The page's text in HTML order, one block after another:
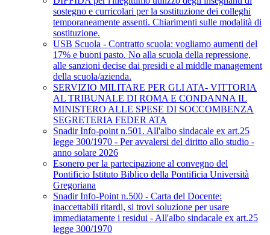
sostegno e curricolari per la sostituzione dei colleghi
temporaneamente assenti. Chiarimenti sulle modalità di
sostituzione.
USB Scuola - Contratto scuola: vogliamo aumenti del
17% e buoni pasto. No alla scuola della repressione,
alle sanzioni decise dai presidi e al middle management
della scuola/azienda.
SERVIZIO MILITARE PER GLI ATA- VITTORIA
AL TRIBUNALE DI ROMA E CONDANNA IL
MINISTERO ALLE SPESE DI SOCCOMBENZA
SEGRETERIA FEDER ATA
Snadir Info-point n.501. All'albo sindacale ex art.25
legge 300/1970 - Per avvalersi del diritto allo studio -
anno solare 2026
Esonero per la partecipazione al convegno del
Pontificio Istituto Biblico della Pontificia Università
Gregoriana
Snadir Info-Point n.500 - Carta del Docente:
inaccettabili ritardi, si trovi soluzione per usare
immediatamente i residui - All'albo sindacale ex art.25
legge 300/1970